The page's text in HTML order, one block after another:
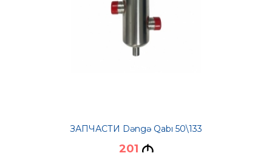
ЗАПЧАСТИ Dəngə Qabı 50\133
201 M